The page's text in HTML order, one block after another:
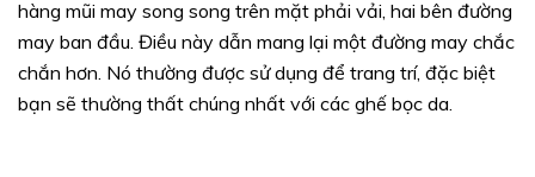
hàng mũi may song song trên mặt phải vải, hai bên đường
may ban đầu. Điều này dẫn mang lại một đường may chắc
chắn hơn. Nó thường được sử dụng để trang trí, đặc biệt
bạn sẽ thường thất chúng nhất với các ghế bọc da.